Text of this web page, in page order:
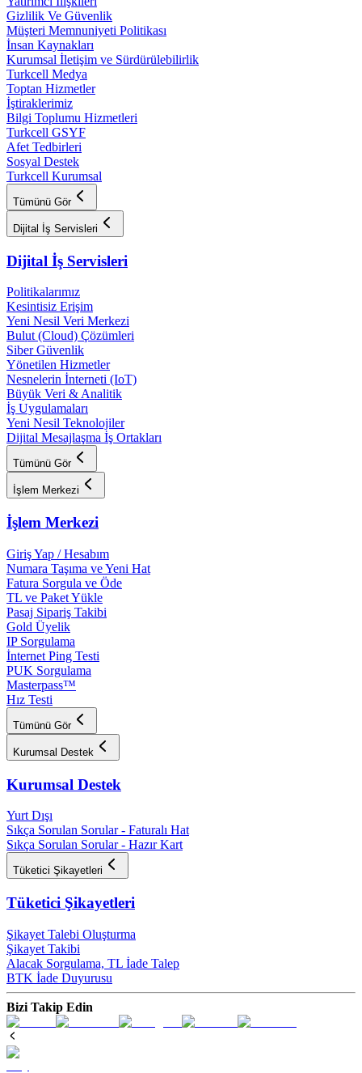
Gizlilik Ve Güvenlik
Müşteri Memnuniyeti Politikası
İnsan Kaynakları
Kurumsal İletişim ve Sürdürülebilirlik
Turkcell Medya
Toptan Hizmetler
İştiraklerimiz
Bilgi Toplumu Hizmetleri
Turkcell GSYF
Afet Tedbirleri
Sosyal Destek
Turkcell Kurumsal
Tümünü Gör
Dijital İş Servisleri
Dijital İş Servisleri
Politikalarımız
Kesintisiz Erişim
Yeni Nesil Veri Merkezi
Bulut (Cloud) Çözümleri
Siber Güvenlik
Yönetilen Hizmetler
Nesnelerin İnterneti (IoT)
Büyük Veri & Analitik
İş Uygulamaları
Yeni Nesil Teknolojiler
Dijital Mesajlaşma İş Ortakları
Tümünü Gör
İşlem Merkezi
İşlem Merkezi
Giriş Yap / Hesabım
Numara Taşıma ve Yeni Hat
Fatura Sorgula ve Öde
TL ve Paket Yükle
Pasaj Sipariş Takibi
Gold Üyelik
IP Sorgulama
İnternet Ping Testi
PUK Sorgulama
Masterpass™
Hız Testi
Tümünü Gör
Kurumsal Destek
Kurumsal Destek
Yurt Dışı
Sıkça Sorulan Sorular - Faturalı Hat
Sıkça Sorulan Sorular - Hazır Kart
Tüketici Şikayetleri
Tüketici Şikayetleri
Şikayet Talebi Oluşturma
Şikayet Takibi
Alacak Sorgulama, TL İade Talep​
BTK İade Duyurusu
Bizi Takip Edin